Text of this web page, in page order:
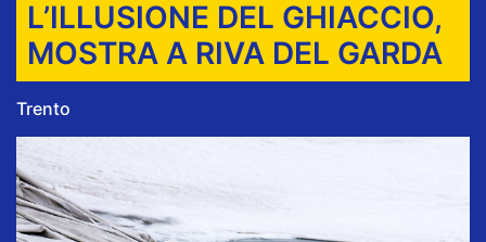
L’ILLUSIONE DEL GHIACCIO,
MOSTRA A RIVA DEL GARDA
Trento